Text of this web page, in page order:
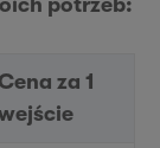
za 1